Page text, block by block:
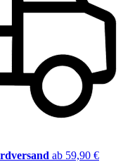
ab 59,90 €